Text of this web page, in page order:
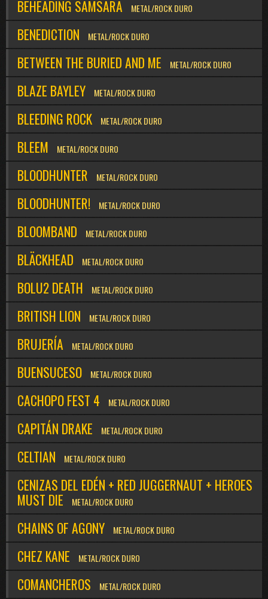
BEHEADING SAMSARA METAL/ROCK DURO
BENEDICTION METAL/ROCK DURO
BETWEEN THE BURIED AND ME METAL/ROCK DURO
BLAZE BAYLEY METAL/ROCK DURO
BLEEDING ROCK METAL/ROCK DURO
BLEEM METAL/ROCK DURO
BLOODHUNTER METAL/ROCK DURO
BLOODHUNTER! METAL/ROCK DURO
BLOOMBAND METAL/ROCK DURO
BLÄCKHEAD METAL/ROCK DURO
BOLU2 DEATH METAL/ROCK DURO
BRITISH LION METAL/ROCK DURO
BRUJERÍA METAL/ROCK DURO
BUENSUCESO METAL/ROCK DURO
CACHOPO FEST 4 METAL/ROCK DURO
CAPITÁN DRAKE METAL/ROCK DURO
CELTIAN METAL/ROCK DURO
CENIZAS DEL EDÉN + RED JUGGERNAUT + HEROES
MUST DIE METAL/ROCK DURO
CHAINS OF AGONY METAL/ROCK DURO
CHEZ KANE METAL/ROCK DURO
COMANCHEROS METAL/ROCK DURO